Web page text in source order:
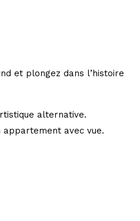
et plongez dans l’histoire
alternative.
avec vue.